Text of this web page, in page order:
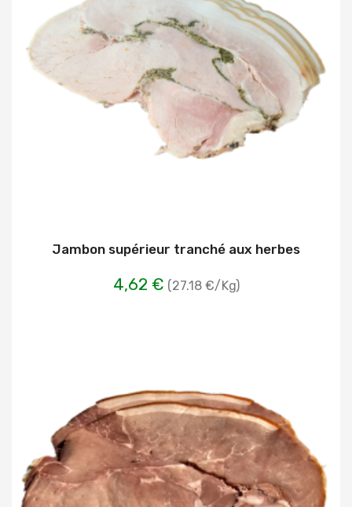
Jambon supérieur tranché aux herbes
4,62 € (27.18 €/Kg)